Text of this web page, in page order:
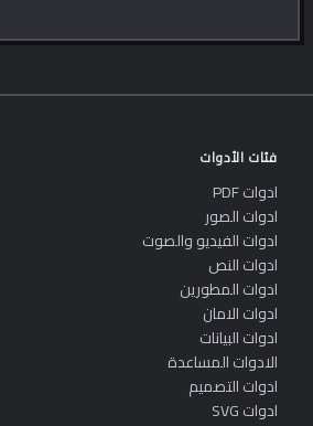
فئات الأدوات
ادوات PDF
ادوات الصور
ادوات الفيديو والصوت
ادوات النص
ادوات المطورين
ادوات الامان
ادوات البيانات
الادوات المساعدة
ادوات التصميم
ادوات SVG